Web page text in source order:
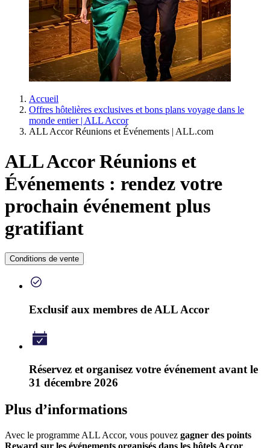
Accueil
Offres hôtelières exclusives et bons plans voyage dans le
monde entier | ALL Accor
ALL Accor Réunions et Événements | ALL.com
ALL Accor Réunions et
Événements : rendez votre
prochain événement plus
gratifiant
Conditions de vente
Exclusif aux membres de ALL Accor
Réservez et organisez votre événement avant le
31 décembre 2026
Plus d’informations
Avec le programme ALL Accor, vous pouvez gagner des points